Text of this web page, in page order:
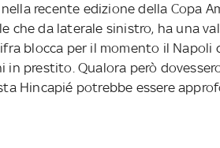
recente edizione della Copa
che da laterale sinistro, ha una
blocca per il momento il Napoli
prestito. Qualora però
Hincapié potrebbe essere